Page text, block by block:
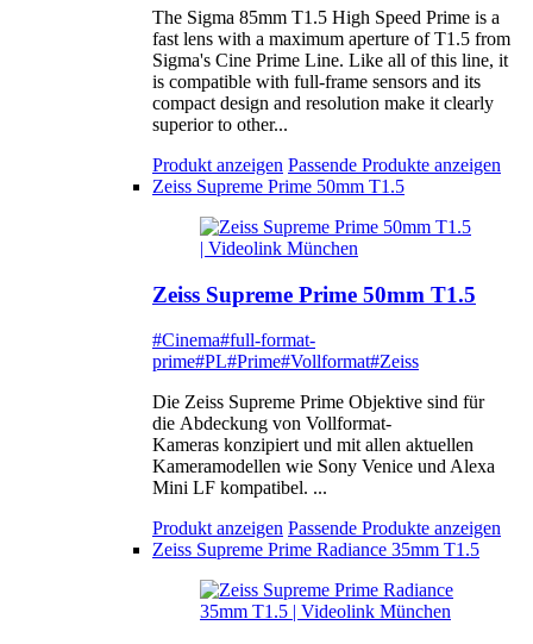
The Sigma 85mm T1.5 High Speed Prime is a
fast lens with a maximum aperture of T1.5 from
Sigma's Cine Prime Line. Like all of this line, it
is compatible with full-frame sensors and its
compact design and resolution make it clearly
superior to other...
Produkt anzeigen Passende Produkte anzeigen
Zeiss Supreme Prime 50mm T1.5
Zeiss Supreme Prime 50mm T1.5
#Cinema#full-format-
prime#PL#Prime#Vollformat#Zeiss
Die Zeiss Supreme Prime Objektive sind für
die Abdeckung von Vollformat-
Kameras konzipiert und mit allen aktuellen
Kameramodellen wie Sony Venice und Alexa
Mini LF kompatibel. ...
Produkt anzeigen Passende Produkte anzeigen
Zeiss Supreme Prime Radiance 35mm T1.5